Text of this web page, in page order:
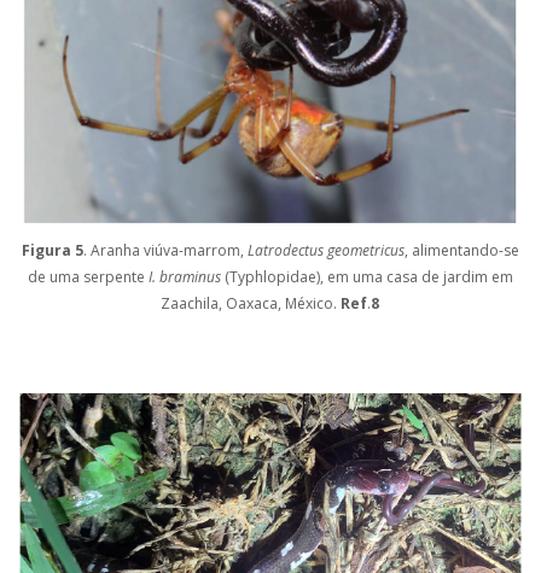
Figura 5. Aranha viúva-marrom, Latrodectus geometricus, alimentando-se
de uma serpente I. braminus(Typhlopidae), em uma casa de jardim em
Zaachila, Oaxaca, México. Ref.8